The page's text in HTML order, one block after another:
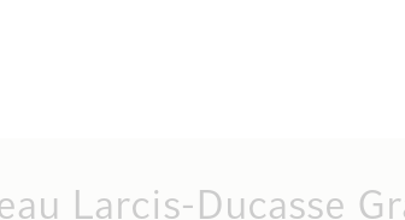
Larcis-Ducasse